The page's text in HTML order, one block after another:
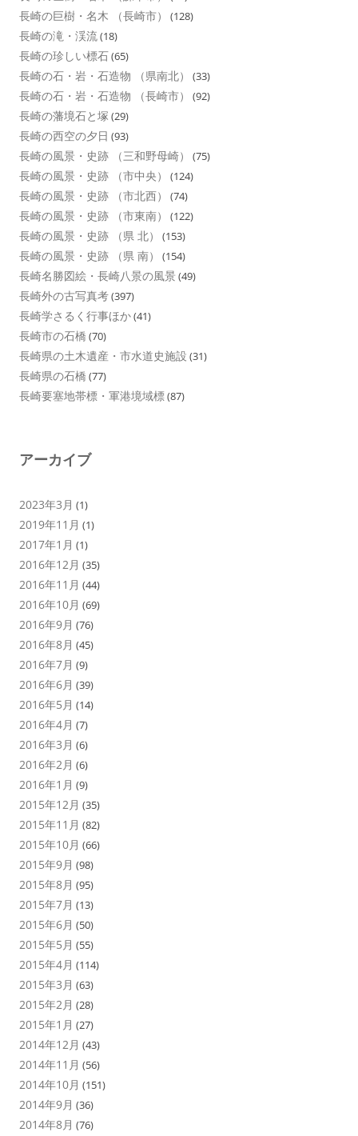
長崎の巨樹・名木 （長崎市） (128)
長崎の滝・渓流(18)
長崎の珍しい標石(65)
長崎の石・岩・石造物 （県南北） (33)
長崎の石・岩・石造物 （長崎市） (92)
長崎の藩境石と塚 (29)
長崎の西空の夕日 (93)
長崎の風景・史跡 （三和野母崎） (75)
長崎の風景・史跡 （市中央） (124)
長崎の風景・史跡 （市北西） (74)
長崎の風景・史跡 （市東南） (122)
長崎の風景・史跡 （県 北） (153)
長崎の風景・史跡 （県 南） (154)
長崎名勝図絵・長崎八景の風景 (49)
長崎外の古写真考(397)
長崎学さるく行事ほか(41)
長崎市の石橋 (70)
長崎県の土木遺産・市水道史施設 (31)
長崎県の石橋 (77)
長崎要塞地帯標・軍港境域標(87)
アーカイブ
2023年3月 (1)
2019年11月 (1)
2017年1月 (1)
2016年12月 (35)
2016年11月 (44)
2016年10月 (69)
2016年9月 (76)
2016年8月 (45)
2016年7月 (9)
2016年6月 (39)
2016年5月 (14)
2016年4月 (7)
2016年3月 (6)
2016年2月 (6)
2016年1月 (9)
2015年12月 (35)
2015年11月 (82)
2015年10月 (66)
2015年9月 (98)
2015年8月 (95)
2015年7月 (13)
2015年6月 (50)
2015年5月 (55)
2015年4月 (114)
2015年3月 (63)
2015年2月 (28)
2015年1月 (27)
2014年12月 (43)
2014年11月 (56)
2014年10月 (151)
2014年9月 (36)
2014年8月 (76)